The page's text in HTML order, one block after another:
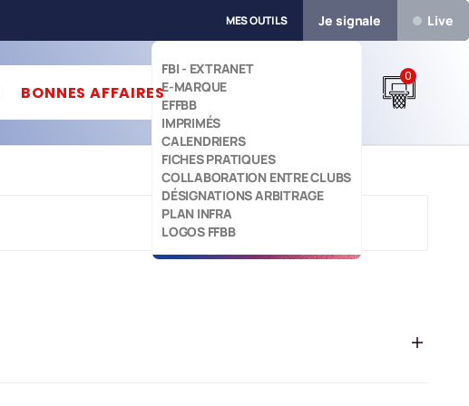
MES OUTILS
FBI - EXTRANET
E-MARQUE
EFFBB
IMPRIMÉS
CALENDRIERS
FICHES PRATIQUES
COLLABORATION ENTRE CLUBS
DÉSIGNATIONS ARBITRAGE
PLAN INFRA
LOGOS FFBB
Je signale Live
BONNES AFFAIRES
0